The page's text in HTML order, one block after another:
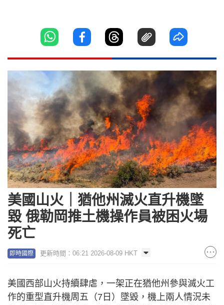
美國山火｜猶他州滅火直升機墜
毀 俄勒岡推土機操作員被困火場
死亡
即時國際 更新時間：06:21 2026-08-09 HKT
美國西部山火持續肆虐，一架正在猶他州參與滅火工
作的重型直升機周五（7日）墜毀，機上兩人情況未